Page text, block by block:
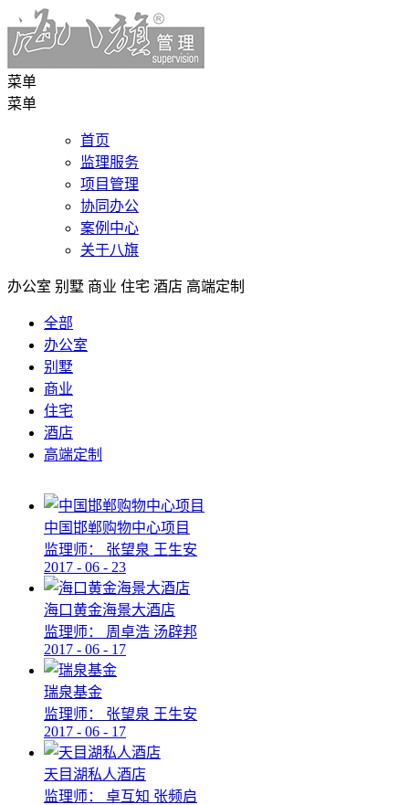
菜单
菜单
首页
监理服务
项目管理
协同办公
案例中心
关于八旗
办公室 别墅 商业 住宅 酒店 高端定制
全部
办公室
别墅
商业
住宅
酒店
高端定制
中国邯郸购物中心项目
监理师：
张望泉 王生安
2017 - 06 - 23
海口黄金海景大酒店
监理师：
周卓浩 汤辟邦
2017 - 06 - 17
瑞泉基金
监理师：
张望泉 王生安
2017 - 06 - 17
天目湖私人酒店
监理师：
卓互知 张频启